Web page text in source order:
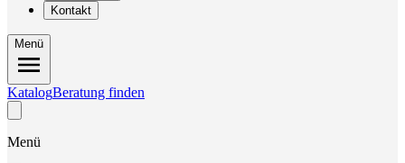
Kontakt
Menü
KatalogBeratung finden
Menü